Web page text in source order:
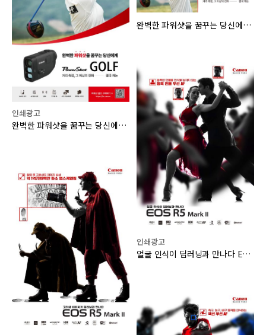
인쇄광고
완벽한 파워샷을 꿈꾸는 당신에게, PowerShot GOLF
완벽한 파워샷을 꿈꾸는 당신에게, PowerShot GOLF
인쇄광고
얼굴 인식이 딥러닝과 만나다 EOS R5 Mark II